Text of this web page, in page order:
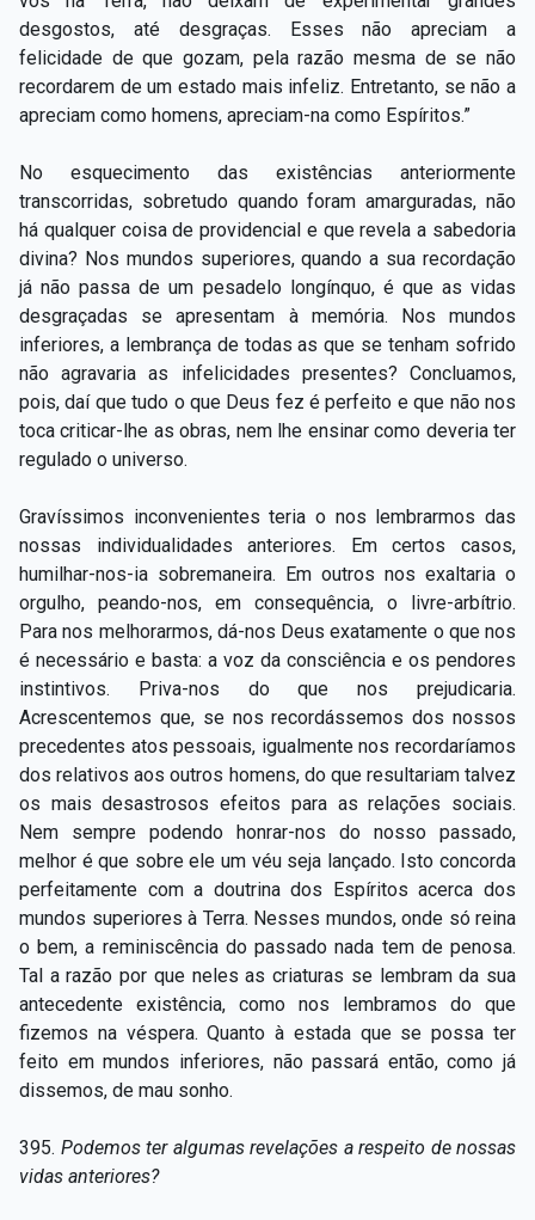
desgostos, até desgraças. Esses não apreciam a
felicidade de que gozam, pela razão mesma de se não
recordarem de um estado mais infeliz. Entretanto, se não a
apreciam como homens, apreciam-na como Espíritos.”
No esquecimento das existências anteriormente
transcorridas, sobretudo quando foram amarguradas, não
há qualquer coisa de providencial e que revela a sabedoria
divina? Nos mundos superiores, quando a sua recordação
já não passa de um pesadelo longínquo, é que as vidas
desgraçadas se apresentam à memória. Nos mundos
inferiores, a lembrança de todas as que se tenham sofrido
não agravaria as infelicidades presentes? Concluamos,
pois, daí que tudo o que Deus fez é perfeito e que não nos
toca criticar-lhe as obras, nem lhe ensinar como deveria ter
regulado o universo.
Gravíssimos inconvenientes teria o nos lembrarmos das
nossas individualidades anteriores. Em certos casos,
humilhar-nos-ia sobremaneira. Em outros nos exaltaria o
orgulho, peando-nos, em consequência, o livre-arbítrio.
Para nos melhorarmos, dá-nos Deus exatamente o que nos
é necessário e basta: a voz da consciência e os pendores
instintivos. Priva-nos do que nos prejudicaria.
Acrescentemos que, se nos recordássemos dos nossos
precedentes atos pessoais, igualmente nos recordaríamos
dos relativos aos outros homens, do que resultariam talvez
os mais desastrosos efeitos para as relações sociais.
Nem sempre podendo honrar-nos do nosso passado,
melhor é que sobre ele um véu seja lançado. Isto concorda
perfeitamente com a doutrina dos Espíritos acerca dos
mundos superiores à Terra. Nesses mundos, onde só reina
o bem, a reminiscência do passado nada tem de penosa.
Tal a razão por que neles as criaturas se lembram da sua
antecedente existência, como nos lembramos do que
fizemos na véspera. Quanto à estada que se possa ter
feito em mundos inferiores, não passará então, como já
dissemos, de mau sonho.
395. Podemos ter algumas revelações a respeito de nossas
vidas anteriores?